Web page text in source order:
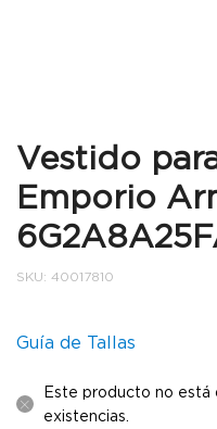
Vestido
Emporio
SKU: 40017810
Guía de Tallas
Este producto no está
existencias.